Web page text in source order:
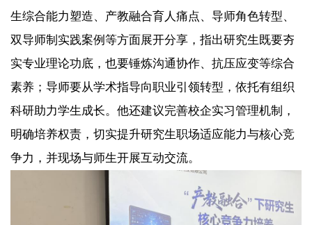
生综合能力塑造、产教融合育人痛点、导师角色转型、
双导师制实践案例等方面展开分享，指出研究生既要夯
实专业理论功底，也要锤炼沟通协作、抗压应变等综合
素养；导师要从学术指导向职业引领转型，依托有组织
科研助力学生成长。他还建议完善校企实习管理机制，
明确培养权责，切实提升研究生职场适应能力与核心竞
争力，并现场与师生开展互动交流。